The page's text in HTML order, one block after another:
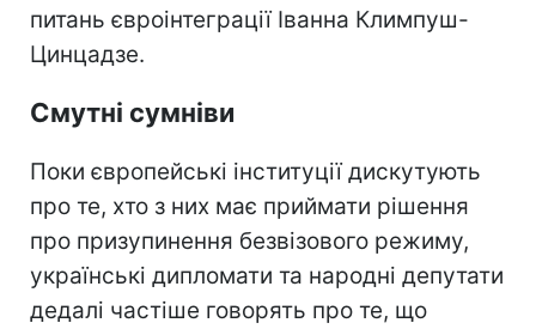
питань євроінтеграції Іванна Климпуш-
Цинцадзе.
Смутні сумніви
Поки європейські інституції дискутують
про те, хто з них має приймати рішення
про призупинення безвізового режиму,
українські дипломати та народні депутати
дедалі частіше говорять про те, що